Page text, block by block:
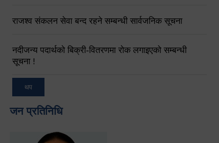
राजश्व संकलन सेवा बन्द रहने सम्बन्धी सार्वजनिक सूचना
नदीजन्य पदार्थको बिक्री-वितरणमा रोक लगाइएको सम्बन्धी
सूचना !
थप
जन प्रतिनिधि